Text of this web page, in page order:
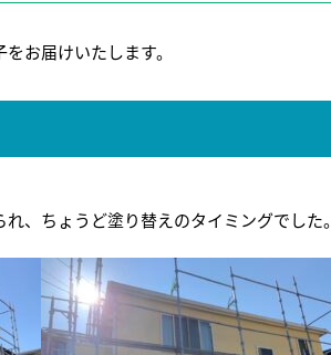
お届けいたします。
、ちょうど塗り替えのタイミングでした。